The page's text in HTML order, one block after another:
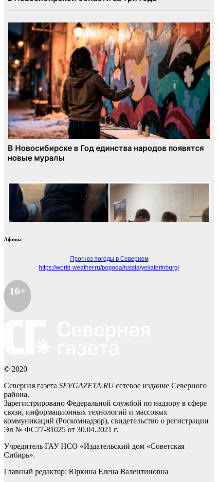
Афиша
Прогноз погоды в Северном
https://world-weather.ru/pogoda/russia/yekaterinburg/
16+
© 2020
Северная газета SEVGAZETA.RUсетевое издание Северного
района.
Зарегистрировано Федеральной службой по надзору в сфере
связи, информационных технологий и массовых
коммуникаций (Роскомнадзор), свидетельство о регистрации
Эл № ФС77-81025 от 30.04.2021 г.
Учредитель ГАУ НСО «Издательский дом «Советская
Сибирь».
Главный редактор: Юркина Елена Валентиновна